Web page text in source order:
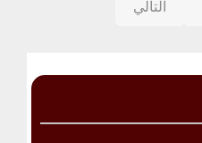
التالي